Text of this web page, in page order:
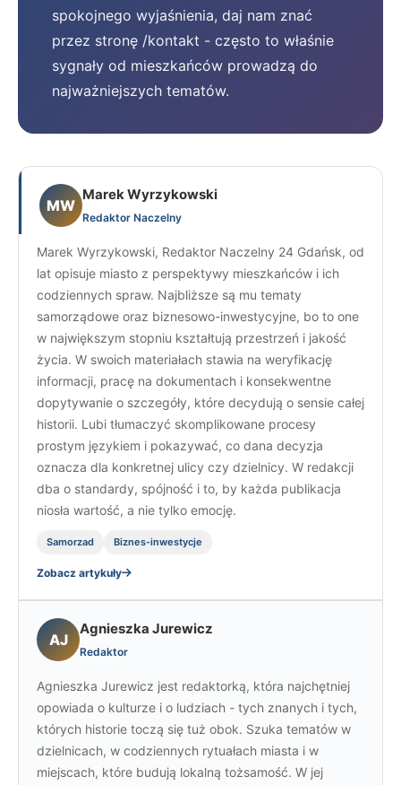
spokojnego wyjaśnienia, daj nam znać
przez stronę /kontakt - często to właśnie
sygnały od mieszkańców prowadzą do
najważniejszych tematów.
MW
Marek Wyrzykowski
Redaktor Naczelny
Marek Wyrzykowski, Redaktor Naczelny 24 Gdańsk, od
lat opisuje miasto z perspektywy mieszkańców i ich
codziennych spraw. Najbliższe są mu tematy
samorządowe oraz biznesowo-inwestycyjne, bo to one
w największym stopniu kształtują przestrzeń i jakość
życia. W swoich materiałach stawia na weryfikację
informacji, pracę na dokumentach i konsekwentne
dopytywanie o szczegóły, które decydują o sensie całej
historii. Lubi tłumaczyć skomplikowane procesy
prostym językiem i pokazywać, co dana decyzja
oznacza dla konkretnej ulicy czy dzielnicy. W redakcji
dba o standardy, spójność i to, by każda publikacja
niosła wartość, a nie tylko emocję.
Samorzad Biznes-inwestycje
Zobacz artykuły
AJ
Agnieszka Jurewicz
Redaktor
Agnieszka Jurewicz jest redaktorką, która najchętniej
opowiada o kulturze i o ludziach - tych znanych i tych,
których historie toczą się tuż obok. Szuka tematów w
dzielnicach, w codziennych rytuałach miasta i w
miejscach, które budują lokalną tożsamość. W jej